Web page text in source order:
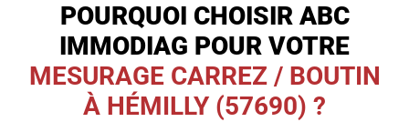
POURQUOI CHOISIR ABC
IMMODIAG POUR VOTRE
MESURAGE CARREZ / BOUTIN
À HÉMILLY (57690) ?